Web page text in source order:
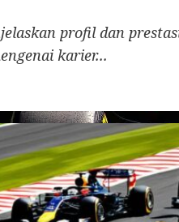
profil dan
karier...